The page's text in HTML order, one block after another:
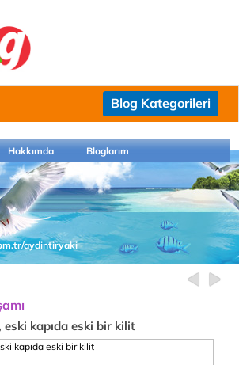
Blog Kategorileri
Hakkımda Bloglarım
aydintiryaki
eski kapıda eski bir kilit